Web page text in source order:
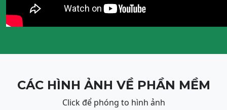
CÁC HÌNH ẢNH VỀ PHẦN MỀM
Click để phóng to hình ảnh